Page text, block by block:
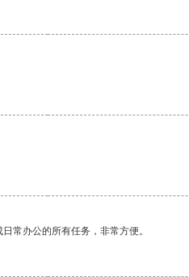
常办公的所有任务，非常方便。